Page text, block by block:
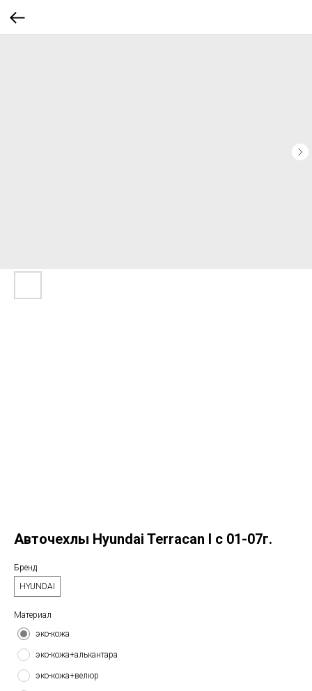
Авточехлы Hyundai Terracan I c 01-07г.
Бренд
HYUNDAI
Материал
эко-кожа
эко-кожа+алькантара
эко-кожа+велюр